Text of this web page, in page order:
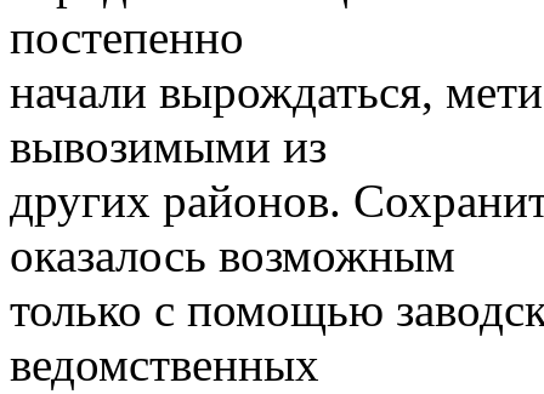
постепенно
начали вырождаться,
вывозимыми из
других районов.
оказалось возможным
только с помощью
ведомственных